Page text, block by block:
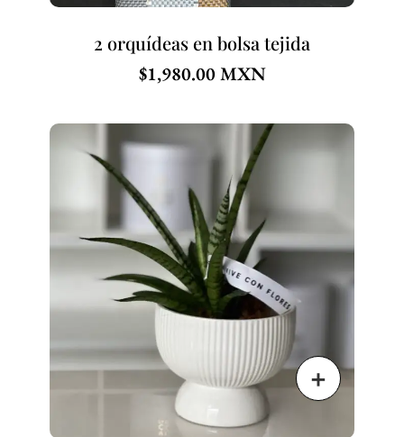
2 orquídeas en bolsa tejida
$1,980.00